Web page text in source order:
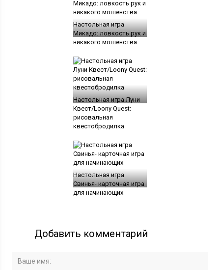
Настольная игра
Микадо: ловкость рук и
никакого мошенства
Настольная игра Луни
Квест/Loony Quest:
рисовальная
квестобродилка
Настольная игра
Свинья- карточная игра
для начинающих
Добавить комментарий